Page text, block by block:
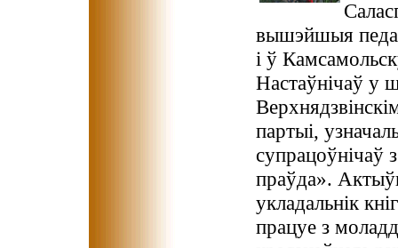
вышэйшыя
і ў
Настаўнічаў у
партыі,
супрацоўнічаў
праўда».
укладальнік
працуе з